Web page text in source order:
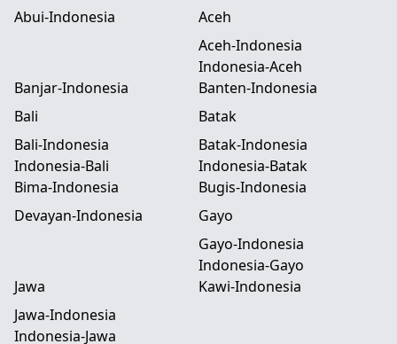
Abui-Indonesia
Aceh
Aceh-Indonesia
Indonesia-Aceh
Banjar-Indonesia
Banten-Indonesia
Bali
Bali-Indonesia
Indonesia-Bali
Batak
Batak-Indonesia
Indonesia-Batak
Bima-Indonesia
Bugis-Indonesia
Devayan-Indonesia
Gayo
Gayo-Indonesia
Indonesia-Gayo
Jawa
Jawa-Indonesia
Indonesia-Jawa
Kawi-Indonesia